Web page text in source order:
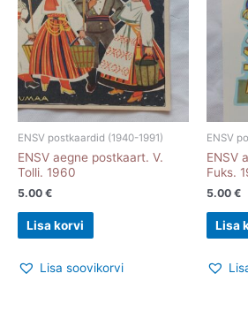
ENSV postkaardid (1940-1991)
ENSV aegne postkaart. V.
Tolli. 1960
5.00 €
Lisa korvi
Lisa soovikorvi
ENSV
ENSV
Fuks.
5.00 €
Lisa